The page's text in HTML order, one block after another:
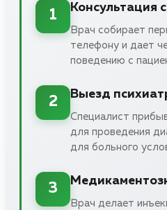
1
Консультация
Врач собирает
телефону и дает
поведению с
2
Выезд
Специалист
для проведения
для больного
3
Врач делает